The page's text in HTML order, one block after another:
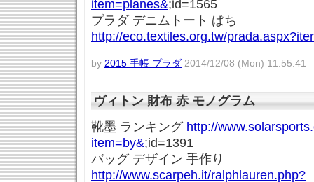
item=planes&;id=1565
プラダ デニムトート ぱち
http://eco.textiles.org.tw/
by 2015 手帳 プラダ 2014/12/08 (Mon) 11:55:41
ヴィトン 財布 赤 モノグラム
靴墨 ランキング http://
item=by&;id=1391
バッグ デザイン 手作り
http://www.scarpeh.it/ralphlauren.php?